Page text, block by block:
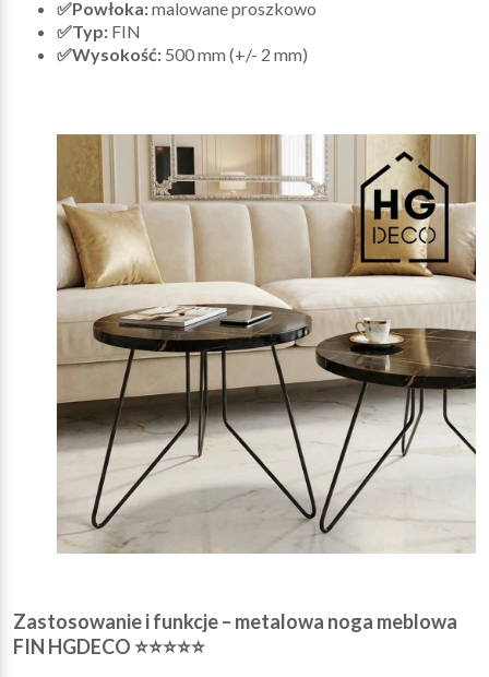
✅Powłoka:malowane proszkowo
✅Typ: FIN
✅Wysokość: 500 mm (+/- 2 mm)
Zastosowanie i funkcje – metalowa noga meblowa
FIN HGDECO ⭐⭐⭐⭐⭐